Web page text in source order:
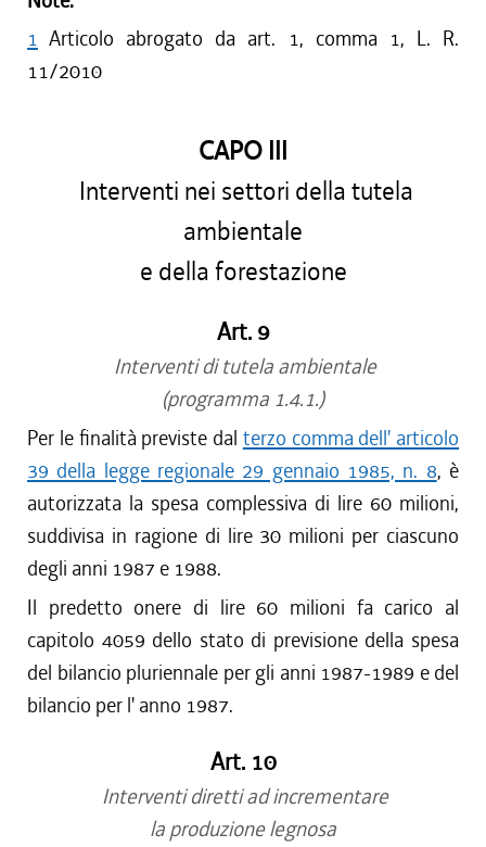
1 Articolo abrogato da art. 1, comma 1, L. R.
11/2010
CAPO III
Interventi nei settori della tutela
ambientale
e della forestazione
Art. 9
Interventi di tutela ambientale
(programma 1.4.1.)
Per le finalità previste dal terzo comma dell' articolo
39 della legge regionale 29 gennaio 1985, n. 8, è
autorizzata la spesa complessiva di lire 60 milioni,
suddivisa in ragione di lire 30 milioni per ciascuno
degli anni 1987 e 1988.
Il predetto onere di lire 60 milioni fa carico al
capitolo 4059 dello stato di previsione della spesa
del bilancio pluriennale per gli anni 1987-1989 e del
bilancio per l' anno 1987.
Art. 10
Interventi diretti ad incrementare
la produzione legnosa